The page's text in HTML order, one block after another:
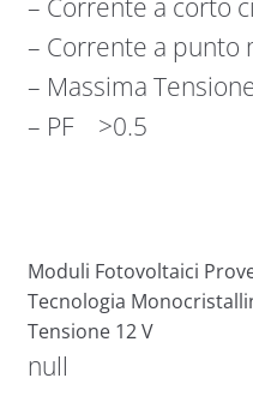
– Corrente a corto
– Corrente a
– Massima
– PF >0.5
Moduli Fotovoltaici
Tecnologia
Tensione 12 V
null